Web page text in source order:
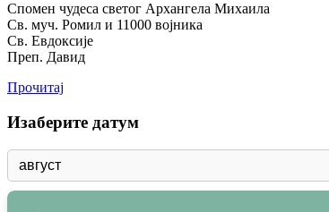
Спомен чудеса светог Архангела Михаила
Св. муч. Ромил и 11000 војника
Св. Евдоксије
Преп. Давид
Прочитај
Изаберите датум